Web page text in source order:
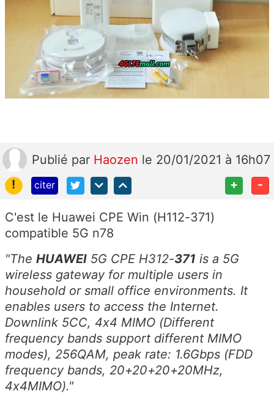
Publié par Haozen le 20/01/2021 à 16h07
!
citer + -
C'est le Huawei CPE Win (H112-371)
compatible 5G n78
"The HUAWEI 5G CPE H312-371 is a 5G
wireless gateway for multiple users in
household or small office environments. It
enables users to access the Internet.
Downlink 5CC, 4x4 MIMO (Different
frequency bands support different MIMO
modes), 256QAM, peak rate: 1.6Gbps (FDD
frequency bands, 20+20+20+20MHz,
4x4MIMO)."